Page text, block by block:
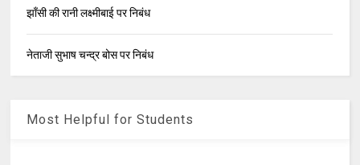
झाँसी की रानी लक्ष्मीबाई पर निबंध
नेताजी सुभाष चन्द्र बोस पर निबंध
Most Helpful for Students